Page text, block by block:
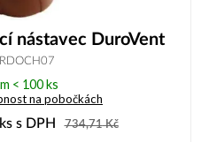
nástavec DuroVent
< 100 ks
na pobočkách
s DPH 734,71Kč